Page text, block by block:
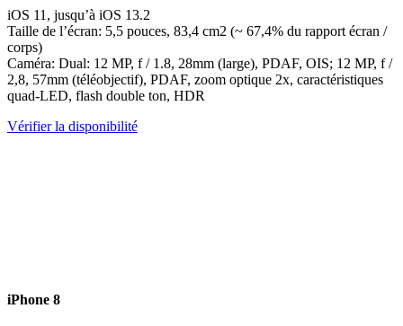
iOS 11, jusqu’à iOS 13.2
Taille de l’écran: 5,5 pouces, 83,4 cm2 (~ 67,4% du rapport écran /
corps)
Caméra: Dual: 12 MP, f / 1.8, 28mm (large), PDAF, OIS; 12 MP, f /
2,8, 57mm (téléobjectif), PDAF, zoom optique 2x, caractéristiques
quad-LED, flash double ton, HDR
Vérifier la disponibilité
iPhone 8